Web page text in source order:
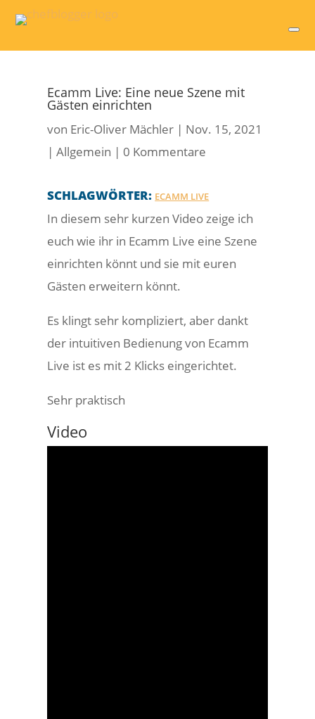
Ecamm Live: Eine neue Szene mit
Gästen einrichten
von Eric-Oliver Mächler | Nov. 15, 2021
|Allgemein | 0 Kommentare
SCHLAGWÖRTER: ECAMM LIVE
In diesem sehr kurzen Video zeige ich
euch wie ihr in Ecamm Live eine Szene
einrichten könnt und sie mit euren
Gästen erweitern könnt.
Es klingt sehr kompliziert, aber dankt
der intuitiven Bedienung von Ecamm
Live ist es mit 2 Klicks eingerichtet.
Sehr praktisch
Video